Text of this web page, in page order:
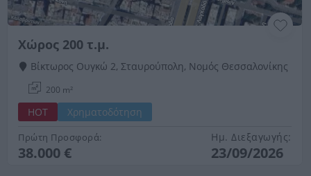
Χώρος 200 τ.μ.
Βίκτωρος Ουγκώ 2, Σταυρούπολη, Νομός Θεσσαλονίκης
200 m²
HOT Χρηματοδότηση
Πρώτη Προσφορά:
38.000 €
Ημ. Διεξαγωγής:
23/09/2026